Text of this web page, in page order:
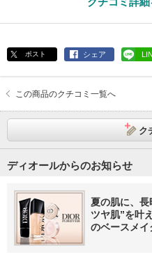
ポスト シェア
この商品のクチコミ一覧へ
ク
ディオールからのお知らせ
夏の肌に、
ツヤ肌”を叶
のベースメイ